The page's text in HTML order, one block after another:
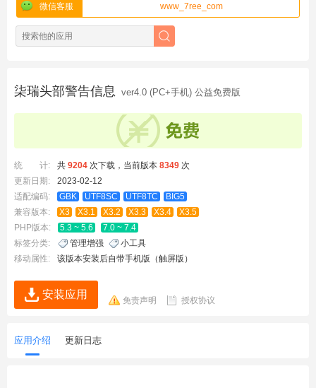
微信客服 www_7ree_com
柒瑞头部警告信息 ver4.0 (PC+手机) 公益免费版
统 计: 共 9204 次下载，当前版本 8349 次
更新日期:
2023-02-12
适配编码:
GBK UTF8SC UTF8TC
BIG5
兼容版本:
X3 X3.1 X3.2 X3.3 X3.4
X3.5
PHP版本:
5.3 ~ 5.6
7.0 ~ 7.4
标签分类:
管理增强
小工具
移动属性:
该版本安装后自带手机版（触屏版）
安装应用 免责声明 授权协议
应用介绍 更新日志